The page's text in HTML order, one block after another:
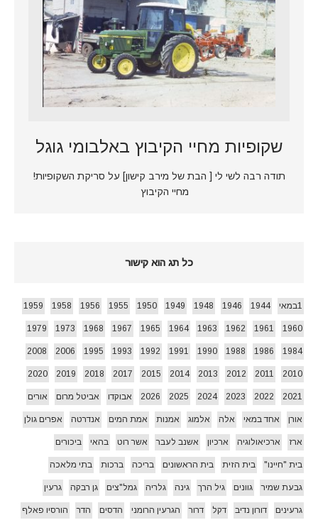
שקופיות מחיי הקיבוץ באלבומי גוגל
תודה רבה לשי לי [ הבת של מירב קישון] על סריקת השקופיות!
מחיי הקיבוץ
כל תג הוא קישור
1במאי 1944
1946
1948
1949
1950
1955
1956
1958
1959
1960
1961
1962
1963
1964
1965
1967
1968
1973
1979
1984
1986
1988
1990
1991
1992
1993
1995
2006
2008
2010
2011
2012
2013
2014
2015
2017
2018
2019
2020
2021
2022
2023
2024
2025
2026 אבוקדו אביטל מרום אורים
אורן אחד במאי אלה אלמוג אמנות אמת המים אנדרטה אפרים גולן
ארז ארכיאולוגיה ארכיון אשנב לעבר אשר רוט בהאי ביכורים
בית "חיינו" בית הזית בית הראשונים בריכה ברכות בתי מלאכה
גבעת שמיר גוונים גיל הרך גינה גלריה גמל"צים גן רבקה גרעין
גרעינים דורון נדיב דקל דרור הגרעין הרומני הדסים הדר הורסיו פאלף